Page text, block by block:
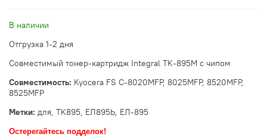
В наличии
Отгрузка 1-2 дня
Совместимый тонер-картридж Integral TK-895M с чипом
Совместимость: Kyocera FS C-8020MFP, 8025MFP, 8520MFP,
8525MFP
Метки: для, TK895, ЕЛ895Ь, ЕЛ-895
Остерегайтесь подделок!